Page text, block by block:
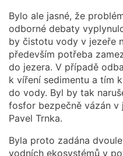
Bylo ale jasné, že
odborné debaty
by čistotu vody v jezeře
především potřeba
do jezera. V případě
k víření sedimentu a tím
do vody. Byl by tak
fosfor bezpečně vázán v
Pavel Trnka.
Byla proto zadána
vodních ekosystémů v